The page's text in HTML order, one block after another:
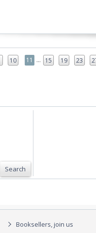
10 11 ... 15 19 23
Search
Booksellers, join us